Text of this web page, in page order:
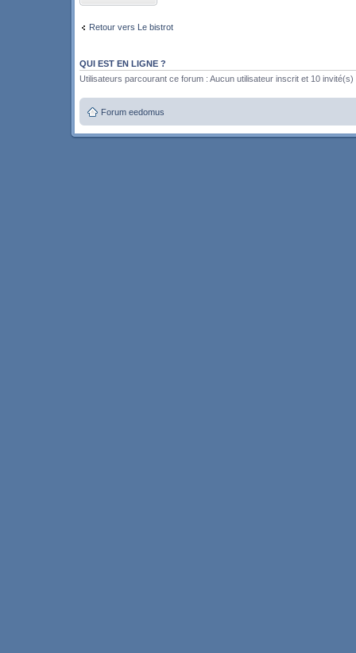
Retour vers Le bistrot
QUI EST EN LIGNE ?
Utilisateurs parcourant ce forum : Aucun utilisateur inscrit et 10 invité(s)
Forum eedomus